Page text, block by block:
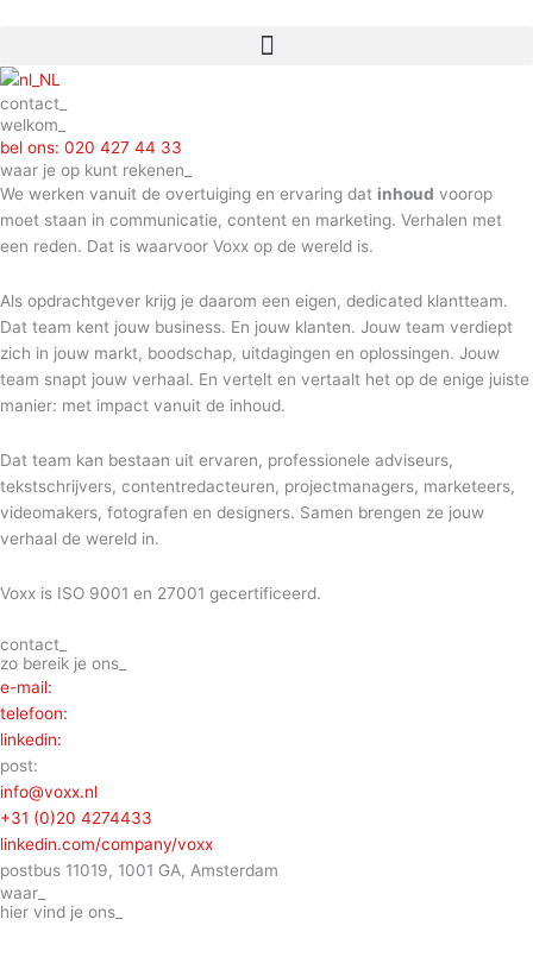
de
inhoud
contact_
welkom_
bel ons: 020 427 44 33
waar je op kunt rekenen_
We werken vanuit de overtuiging en ervaring dat inhoud voorop
moet staan in communicatie, content en marketing. Verhalen met
een reden. Dat is waarvoor Voxx op de wereld is.
Als opdrachtgever krijg je daarom een eigen, dedicated klantteam.
Dat team kent jouw business. En jouw klanten. Jouw team verdiept
zich in jouw markt, boodschap, uitdagingen en oplossingen. Jouw
team snapt jouw verhaal. En vertelt en vertaalt het op de enige juiste
manier: met impact vanuit de inhoud.
Dat team kan bestaan uit ervaren, professionele adviseurs,
tekstschrijvers, contentredacteuren, projectmanagers, marketeers,
videomakers, fotografen en designers. Samen brengen ze jouw
verhaal de wereld in.
Voxx is ISO 9001 en 27001 gecertificeerd.
contact_
zo bereik je ons_
e-mail:
telefoon:
linkedin:
post:
info@voxx.nl
+31 (0)20 4274433
linkedin.com/company/voxx
postbus 11019, 1001 GA, Amsterdam
waar_
hier vind je ons_